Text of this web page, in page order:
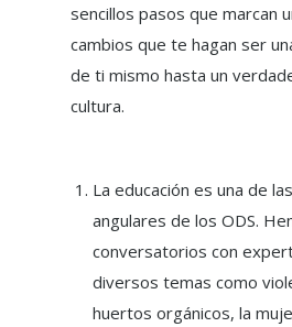
sencillos pasos que marcan
cambios que te hagan ser
de ti mismo hasta un
cultura.
La educación es una de
angulares de los ODS.
conversatorios con
diversos temas como
huertos orgánicos, la